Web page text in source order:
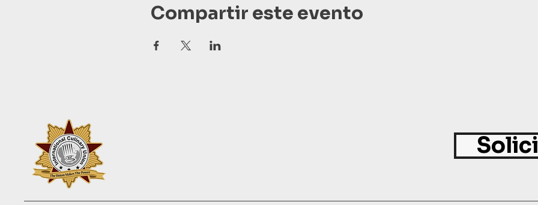
Compartir este evento